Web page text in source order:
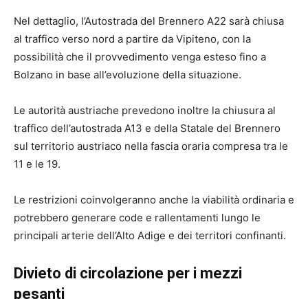
Nel dettaglio, l’Autostrada del Brennero A22 sarà chiusa
al traffico verso nord a partire da Vipiteno, con la
possibilità che il provvedimento venga esteso fino a
Bolzano in base all’evoluzione della situazione.
Le autorità austriache prevedono inoltre la chiusura al
traffico dell’autostrada A13 e della Statale del Brennero
sul territorio austriaco nella fascia oraria compresa tra le
11 e le 19.
Le restrizioni coinvolgeranno anche la viabilità ordinaria e
potrebbero generare code e rallentamenti lungo le
principali arterie dell’Alto Adige e dei territori confinanti.
Divieto di circolazione per i mezzi
pesanti